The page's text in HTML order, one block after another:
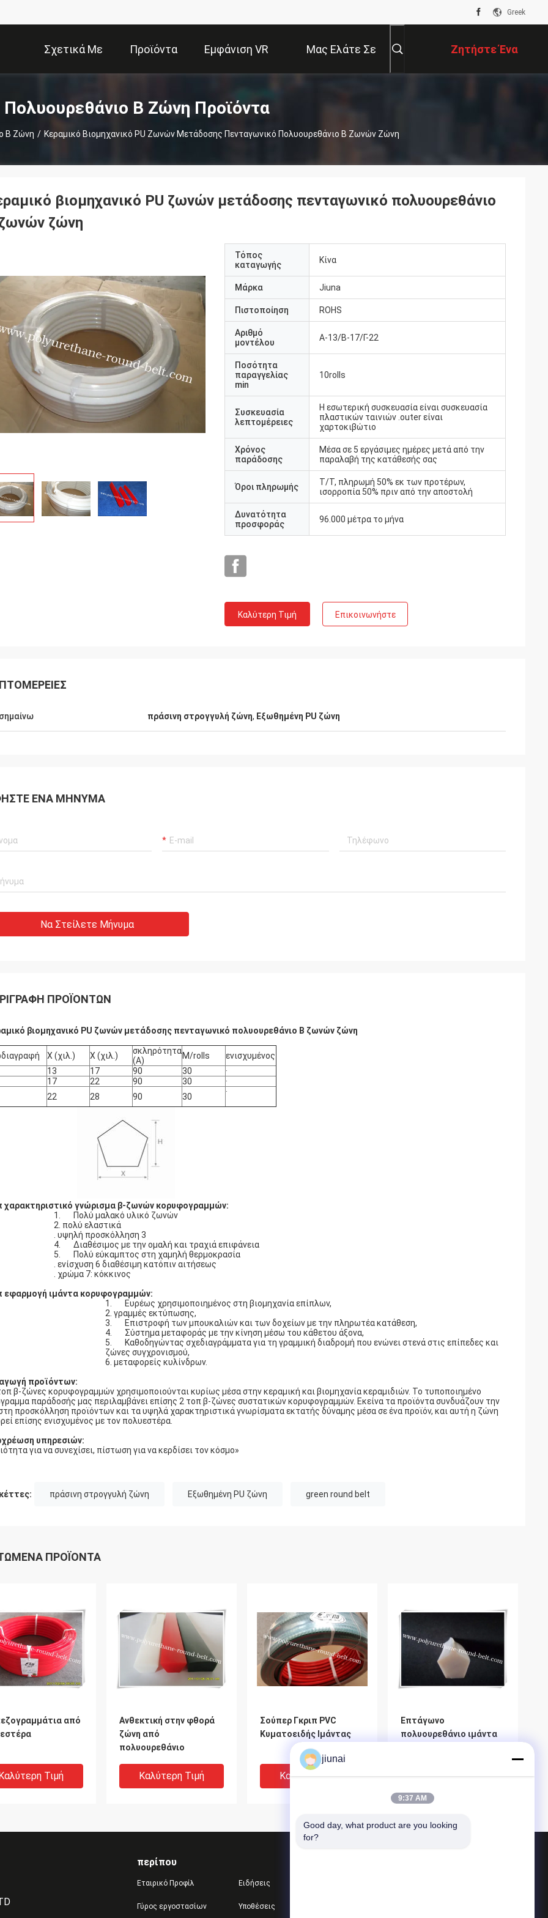
Greek
Σχετικά Με
Εμάς
Προϊόντα Εμφάνιση VR Μας Ελάτε Σε Ζητήστε Ένα
Απόσπασμα
Πολυουρεθάνιο Β Ζώνη Προϊόντα
Β Ζώνη / Κεραμικό Βιομηχανικό PU Ζωνών Μετάδοσης Πενταγωνικό Πολυουρεθάνιο Β Ζωνών Ζώνη
βιομηχανικό PU ζωνών μετάδοσης πενταγωνικό πολυουρεθάνιο
ζώνη
Τόπος
καταγωγής
Κίνα
Μάρκα Jiuna
Πιστοποίηση ROHS
Αριθμό
μοντέλου
Α-13/Β-17/Γ-22
Ποσότητα
παραγγελίας
min
10rolls
Συσκευασία
λεπτομέρειες
Η εσωτερική συσκευασία είναι συσκευασία
πλαστικών ταινιών .outer είναι
χαρτοκιβώτιο
Χρόνος
παράδοσης
Μέσα σε 5 εργάσιμες ημέρες μετά από την
παραλαβή της κατάθεσής σας
Όροι πληρωμής
T/T, πληρωμή 50% εκ των προτέρων,
ισορροπία 50% πριν από την αποστολή
Δυνατότητα
προσφοράς
96.000 μέτρα το μήνα
Καλύτερη Τιμή Επικοινωνήστε
πράσινη στρογγυλή ζώνη, Εξωθημένη PU ζώνη
ΈΝΑ ΜΉΝΥΜΑ
Να Στείλετε Μήνυμα
ΠΡΟΪΌΝΤΩΝ
βιομηχανικό PU ζωνών μετάδοσης πενταγωνικό πολυουρεθάνιο Β ζωνών ζώνη
Χ (χιλ.) Χ (χιλ.)
σκληρότητα
(Α)
M/rolls
ενισχυμένος
13 17 90 30
·
17 22 90 30
·
22 28 90 30 ·
χαρακτηριστικό γνώρισμα β-ζωνών κορυφογραμμών:
1. Πολύ μαλακό υλικό ζωνών
2. πολύ ελαστικά
. υψηλή προσκόλληση 3
4. Διαθέσιμος με την ομαλή και τραχιά επιφάνεια
5. Πολύ εύκαμπτος στη χαμηλή θερμοκρασία
. ενίσχυση 6 διαθέσιμη κατόπιν αιτήσεως
. χρώμα 7: κόκκινος
εφαρμογή ιμάντα κορυφογραμμών:
1. Ευρέως χρησιμοποιημένος στη βιομηχανία επίπλων,
2. γραμμές εκτύπωσης,
3. Επιστροφή των μπουκαλιών και των δοχείων με την πληρωτέα κατάθεση,
4. Σύστημα μεταφοράς με την κίνηση μέσω του κάθετου άξονα,
5. Καθοδηγώντας σχεδιαγράμματα για τη γραμμική διαδρομή που ενώνει στενά στις επίπεδες και
ζώνες συγχρονισμού,
6. μεταφορείς κυλίνδρων.
προϊόντων:
β-ζώνες κορυφογραμμών χρησιμοποιούνται κυρίως μέσα στην κεραμική και βιομηχανία κεραμιδιών. Το τυποποιημένο
παράδοσής μας περιλαμβάνει επίσης 2 τοπ β-ζώνες συστατικών κορυφογραμμών. Εκείνα τα προϊόντα συνδυάζουν την
προσκόλληση προϊόντων και τα υψηλά χαρακτηριστικά γνωρίσματα εκτατής δύναμης μέσα σε ένα προϊόν, και αυτή η ζώνη
επίσης ενισχυμένος με τον πολυεστέρα.
υπηρεσιών:
για να συνεχίσει, πίστωση για να κερδίσει τον κόσμο»
πράσινη στρογγυλή ζώνη Εξωθημένη PU ζώνη green round belt
ΠΡΟΪΌΝΤΑ
από
Τιμή
Ανθεκτική στην φθορά
ζώνη από
πολυουρεθάνιο
Καλύτερη Τιμή
Σούπερ Γκριπ PVC
Κυματοειδής Ιμάντας
Καλύτερη Τιμή
Επτάγωνο
πολυουρεθάνιο ιμάντα
Καλύτερη Τιμή
περίπου
Εταιρικό Προφίλ
Γύρος εργοστασίων
Ειδήσεις
Υποθέσεις
jiunai
9:37 AM
Good day, what product are you looking
for?